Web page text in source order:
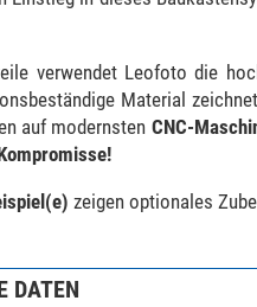
verwendet Leofoto die
Material
auf modernsten CNC-
zeigen optionales
DATEN